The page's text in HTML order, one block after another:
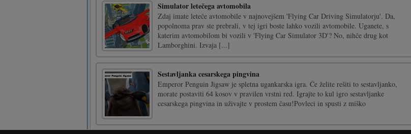
Simulator letečega avtomobila
Zdaj imate leteče avtomobile v najnovejšem 'Flying Car Driving Simulatorju'. Da,
popolnoma prav ste prebrali, v tej igri boste lahko vozili avtomobile. Uganete, s
katerim avtomobilom bi vozili v 'Flying Car Simulator 3D'? No, nihče drug kot
Lamborghini. Izvaja [...]
Sestavljanka cesarskega pingvina
Emperor Penguin Jigsaw je spletna ugankarska igra. Če želite rešiti to sestavljanko,
morate postaviti 64 kosov v pravilen vrstni red. Igrajte to kul igro sestavljanke
cesarskega pingvina in uživajte v prostem času!Povleci in spusti z miško